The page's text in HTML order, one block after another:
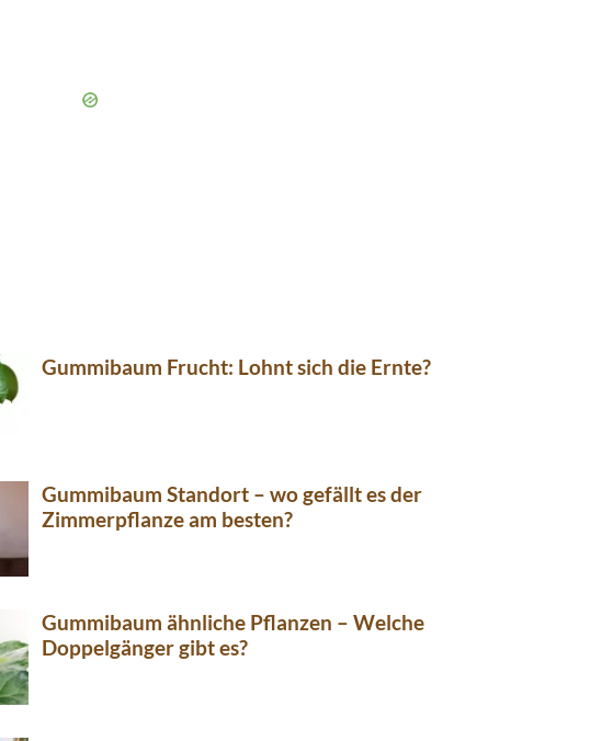
Gummibaum Frucht: Lohnt sich die Ernte?
Gummibaum Standort – wo gefällt es der
Zimmerpflanze am besten?
Gummibaum ähnliche Pflanzen – Welche
Doppelgänger gibt es?